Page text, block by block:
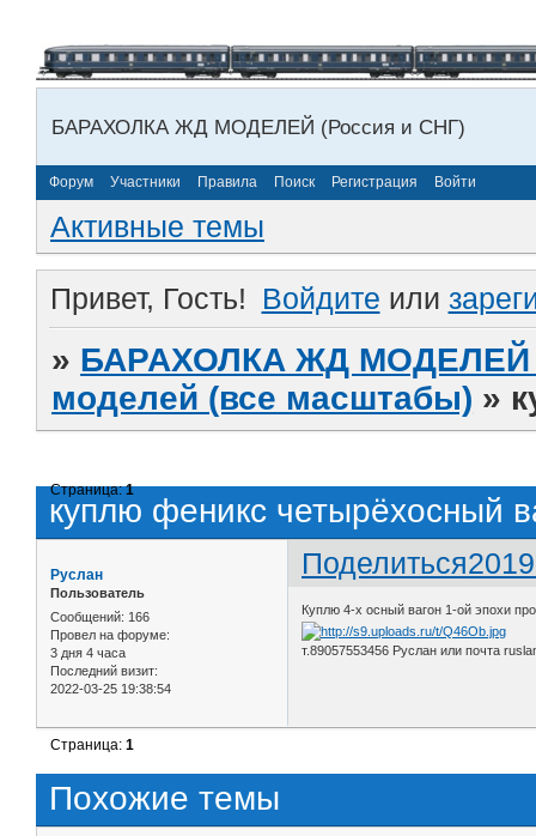
БАРАХОЛКА ЖД МОДЕЛЕЙ (Россия и СНГ)
Форум Участники Правила Поиск Регистрация Войти
Активные темы
Привет, Гость! Войдите или
» БАРАХОЛКА ЖД МОДЕЛЕЙ
моделей (все масштабы) »
куплю феникс четырёхосный
Страница:1
Поделиться
Руслан
Пользователь
Сообщений: 166
Провел на форуме:
3 дня 4 часа
Последний визит:
2022-03-25 19:38:54
Куплю 4-х осный вагон 1-ой эпохи
т.89057553456 Руслан или почта
Страница:1
Похожие темы